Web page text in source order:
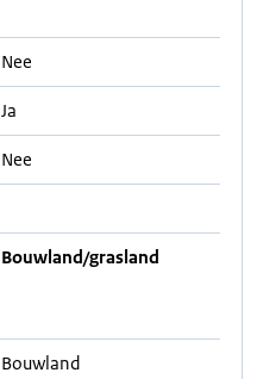
Nee
Ja
Nee
Bouwland/grasland
Bouwland